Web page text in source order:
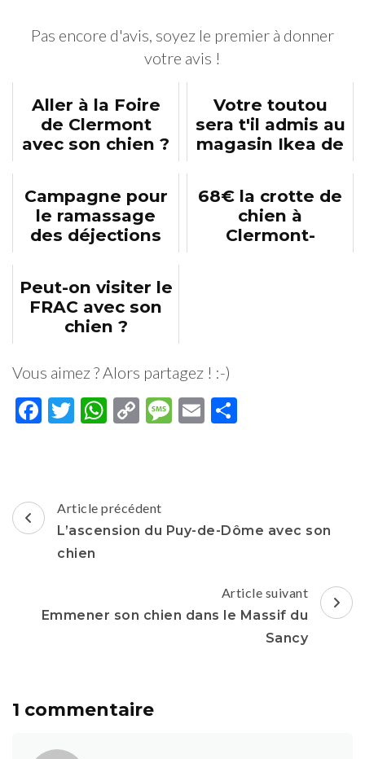
Pas encore d'avis, soyez le premier à donner
votre avis !
Aller à la Foire
de Clermont
avec son chien ?
Votre toutou
sera t'il admis au
magasin Ikea de
Campagne pour
le ramassage
des déjections
68€ la crotte de
chien à
Clermont-
Peut-on visiter le
FRAC avec son
chien ?
Vous aimez ? Alors partagez ! :-)
Facebook
Twitter
WhatsApp
CopyMessage
Email
Navigation
d'article
Article précédent
L’ascension du Puy-de-Dôme avec son
chien
Article suivant
Emmener son chien dans le Massif du
Sancy
1 commentaire